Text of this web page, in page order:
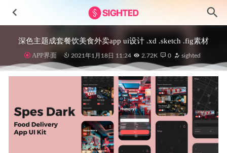
深色主题成套餐饮美食外卖app ui设计 .xd .sketch .fig素材
APP界面 2021年1月18日 11:24 2.72K 0 sighted
Financial Technology金融科技插画设计 .fig .xd .sketch .ai